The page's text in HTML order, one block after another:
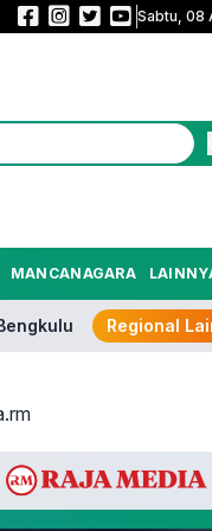
Singapura 1-1! IndonesiaSabtu, 08
MANCANAGARA
Regional